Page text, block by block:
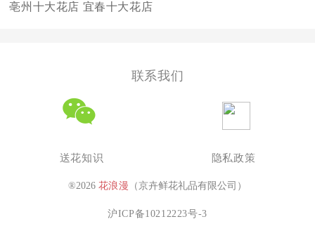
亳州十大花店 宜春十大花店
联系我们
送花知识 隐私政策
®2026 花浪漫 （京卉鲜花礼品有限公司）
沪ICP备10212223号-3